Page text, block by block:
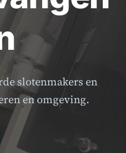
slotenmakers en
en omgeving.